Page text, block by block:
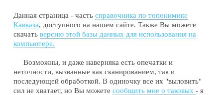
Данная страница - частьсправочника по топонимике
Кавказа, доступного на нашем сайте. Также Вы можете
скачатьверсию этой базы данных для использования на
компьютере.
Возможны, и даже наверняка есть опечатки и
неточности, вызванные как сканированием, так и
последующей обработкой. В одиночку все их "выловить"
сил не хватает, но Вы можетесообщить мне о таковых- я